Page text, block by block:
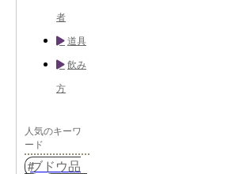
者
道具
飲み
方
人気のキーワ
ード
ブドウ品